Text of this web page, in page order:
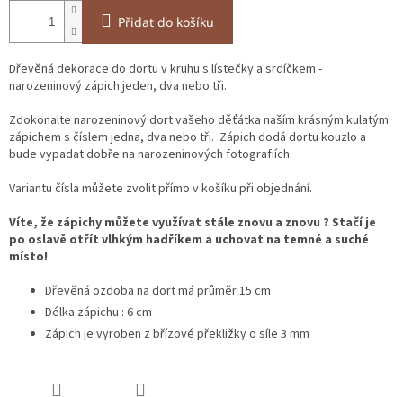
Přidat do košíku
Dřevěná dekorace do dortu v kruhu s lístečky a srdíčkem -
narozeninový zápich jeden, dva nebo tři.
Zdokonalte narozeninový dort vašeho děťátka naším krásným kulatým
zápichem s číslem jedna, dva nebo tři. Zápich dodá dortu kouzlo a
bude vypadat dobře na narozeninových fotografiích.
Variantu čísla můžete zvolit přímo v košíku při objednání.
Víte, že zápichy můžete využívat stále znovu a znovu ? Stačí je
po oslavě otřít vlhkým hadříkem a uchovat na temné a suché
místo!
Dřevěná ozdoba na dort má průměr 15 cm
Délka zápichu : 6 cm
Zápich je vyroben z břízové překližky o síle 3 mm